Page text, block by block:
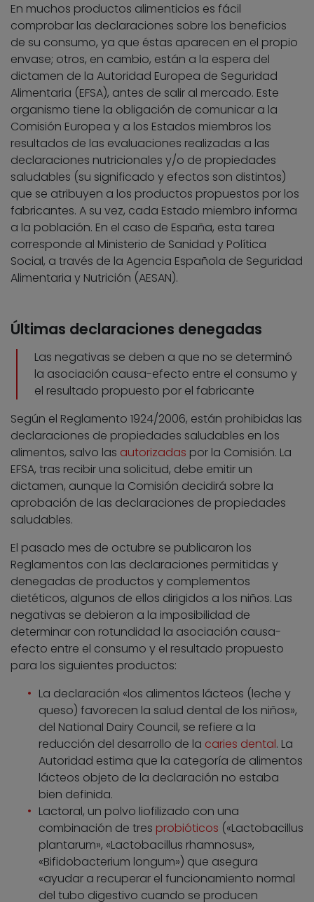
En muchos productos alimenticios es fácil
comprobar las declaraciones sobre los beneficios
de su consumo, ya que éstas aparecen en el propio
envase; otros, en cambio, están a la espera del
dictamen de la Autoridad Europea de Seguridad
Alimentaria (EFSA), antes de salir al mercado. Este
organismo tiene la obligación de comunicar a la
Comisión Europea y a los Estados miembros los
resultados de las evaluaciones realizadas a las
declaraciones nutricionales y/o de propiedades
saludables (su significado y efectos son distintos)
que se atribuyen a los productos propuestos por los
fabricantes. A su vez, cada Estado miembro informa
a la población. En el caso de España, esta tarea
corresponde al Ministerio de Sanidad y Política
Social, a través de la Agencia Española de Seguridad
Alimentaria y Nutrición (AESAN).
Últimas declaraciones denegadas
Las negativas se deben a que no se determinó
la asociación causa-efecto entre el consumo y
el resultado propuesto por el fabricante
Según el Reglamento 1924/2006, están prohibidas las
declaraciones de propiedades saludables en los
alimentos, salvo las autorizadas por la Comisión. La
EFSA, tras recibir una solicitud, debe emitir un
dictamen, aunque la Comisión decidirá sobre la
aprobación de las declaraciones de propiedades
saludables.
El pasado mes de octubre se publicaron los
Reglamentos con las declaraciones permitidas y
denegadas de productos y complementos
dietéticos, algunos de ellos dirigidos a los niños. Las
negativas se debieron a la imposibilidad de
determinar con rotundidad la asociación causa-
efecto entre el consumo y el resultado propuesto
para los siguientes productos:
La declaración «los alimentos lácteos (leche y
queso) favorecen la salud dental de los niños»,
del National Dairy Council, se refiere a la
reducción del desarrollo de la caries dental. La
Autoridad estima que la categoría de alimentos
lácteos objeto de la declaración no estaba
bien definida.
Lactoral, un polvo liofilizado con una
combinación de tres probióticos («Lactobacillus
plantarum», «Lactobacillus rhamnosus»,
«Bifidobacterium longum») que asegura
«ayudar a recuperar el funcionamiento normal
del tubo digestivo cuando se producen